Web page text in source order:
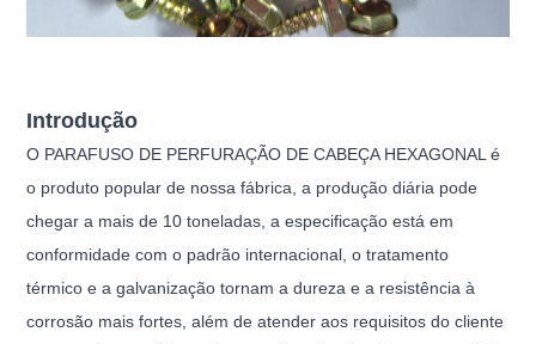
Introdução
O PARAFUSO DE PERFURAÇÃO DE CABEÇA HEXAGONAL é
o produto popular de nossa fábrica, a produção diária pode
chegar a mais de 10 toneladas, a especificação está em
conformidade com o padrão internacional, o tratamento
térmico e a galvanização tornam a dureza e a resistência à
corrosão mais fortes, além de atender aos requisitos do cliente